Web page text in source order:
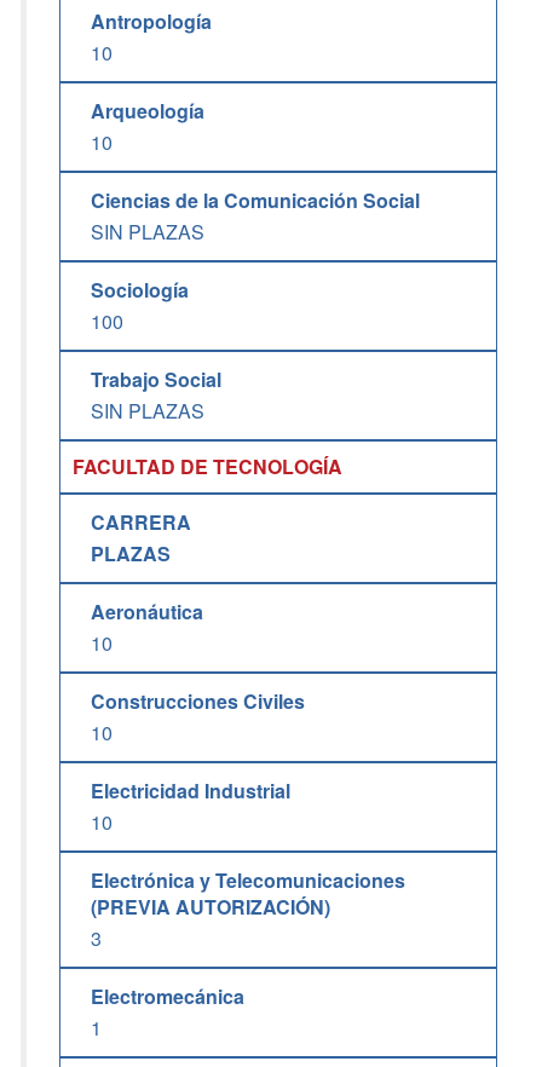
Antropología
10
Arqueología
10
Ciencias de la Comunicación Social
SIN PLAZAS
Sociología
100
Trabajo Social
SIN PLAZAS
FACULTAD DE TECNOLOGÍA
CARRERA
PLAZAS
Aeronáutica
10
Construcciones Civiles
10
Electricidad Industrial
10
Electrónica y Telecomunicaciones
(PREVIA AUTORIZACIÓN)
3
Electromecánica
1